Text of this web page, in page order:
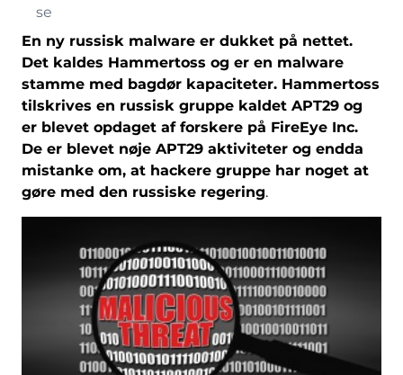
se
En ny russisk malware er dukket på nettet.
Det kaldes Hammertoss og er en malware
stamme med bagdør kapaciteter. Hammertoss
tilskrives en russisk gruppe kaldet APT29 og
er blevet opdaget af forskere på FireEye Inc.
De er blevet nøje APT29 aktiviteter og endda
mistanke om, at hackere gruppe har noget at
gøre med den russiske regering.